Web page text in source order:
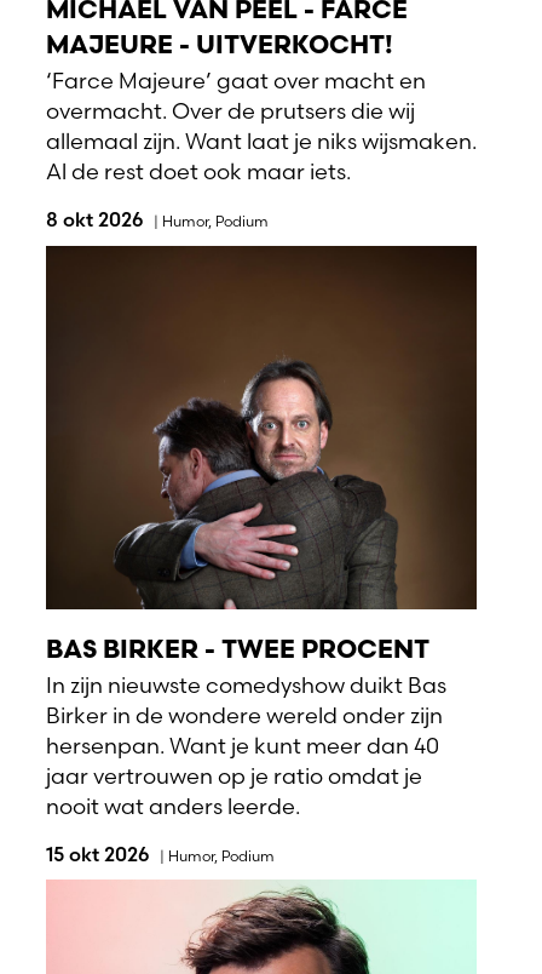
MICHAEL VAN PEEL - FARCE
MAJEURE - UITVERKOCHT!
‘Farce Majeure’ gaat over macht en
overmacht. Over de prutsers die wij
allemaal zijn. Want laat je niks wijsmaken.
Al de rest doet ook maar iets.
8 okt 2026 | Humor, Podium
BAS BIRKER - TWEE PROCENT
In zijn nieuwste comedyshow duikt Bas
Birker in de wondere wereld onder zijn
hersenpan. Want je kunt meer dan 40
jaar vertrouwen op je ratio omdat je
nooit wat anders leerde.
15 okt 2026 | Humor, Podium